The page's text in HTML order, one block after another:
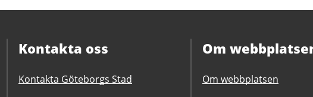
Kontakta oss
Kontakta Göteborgs Stad
Om
Om webbplatsen